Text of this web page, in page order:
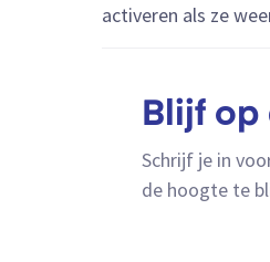
activeren als ze
Blijf op
Schrijf je in
de hoogte te